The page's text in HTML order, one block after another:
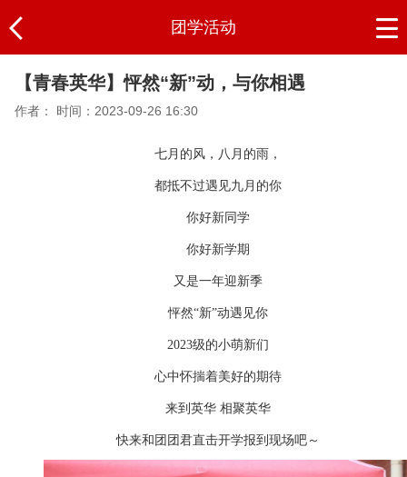
团学活动
【青春英华】怦然“新”动，与你相遇
作者： 时间：2023-09-26 16:30
七月的风，八月的雨，
都抵不过遇见九月的你
你好新同学
你好新学期
又是一年迎新季
怦然“新”动遇见你
2023级的小萌新们
心中怀揣着美好的期待
来到英华 相聚英华
快来和团团君直击开学报到现场吧～